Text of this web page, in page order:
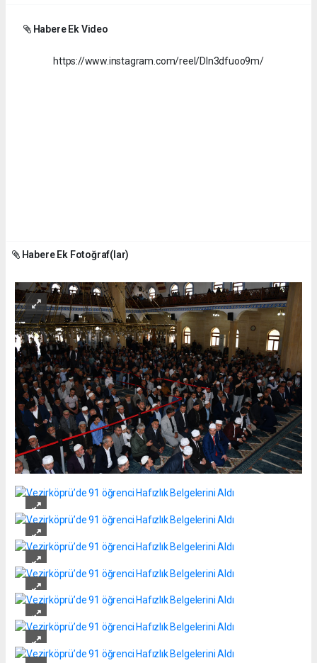
Habere Ek Video
https://www.instagram.com/reel/DIn3dfuoo9m/
Habere Ek Fotoğraf(lar)